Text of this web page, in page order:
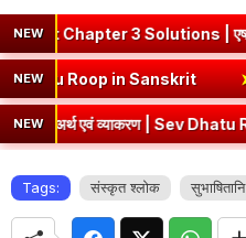
NEW
3 Solutions | एषः कः ? एषा का
NEW
एवं व्याकरण | Kri Dhatu Roop in
NEW
एवं व्याकरण | Sev Dhatu Roop in
Tags: संस्कृत श्लोक सुभाषितानि